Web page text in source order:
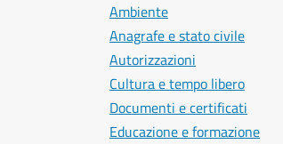
Ambiente
Anagrafe e stato civile
Autorizzazioni
Cultura e tempo libero
Documenti e certificati
Educazione e formazione